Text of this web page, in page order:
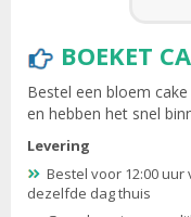
BOEKET
Bestel een bloem
en hebben het snel
Levering
Bestel voor 12:00
dezelfde dag thuis